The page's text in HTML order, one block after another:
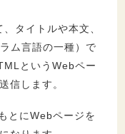
タイトルや本文、
ム言語の一種）で
というWebペー
信します。
とにWebページを